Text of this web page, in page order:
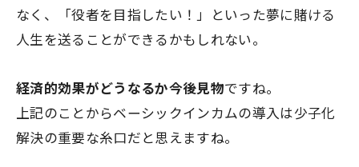
なく、「役者を目指したい！」といった夢に賭ける
人生を送ることができるかもしれない。
経済的効果がどうなるか今後見物ですね。
上記のことからベーシックインカムの導入は少子化
解決の重要な糸口だと思えますね。